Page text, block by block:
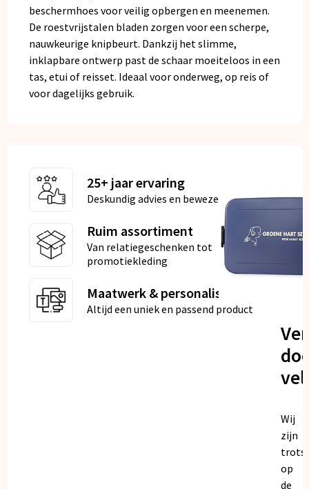
beschermhoes voor veilig opbergen en meenemen.
De roestvrijstalen bladen zorgen voor een scherpe,
nauwkeurige knipbeurt. Dankzij het slimme,
inklapbare ontwerp past de schaar moeiteloos in een
tas, etui of reisset. Ideaal voor onderweg, op reis of
voor dagelijks gebruik.
25+ jaar ervaring
Deskundig advies en bewezen kwaliteit
Ruim assortiment
Van relatiegeschenken tot
promotiekleding
Maatwerk & personalisatie
Altijd een uniek en passend product
Wij
zijn
trots
op
de